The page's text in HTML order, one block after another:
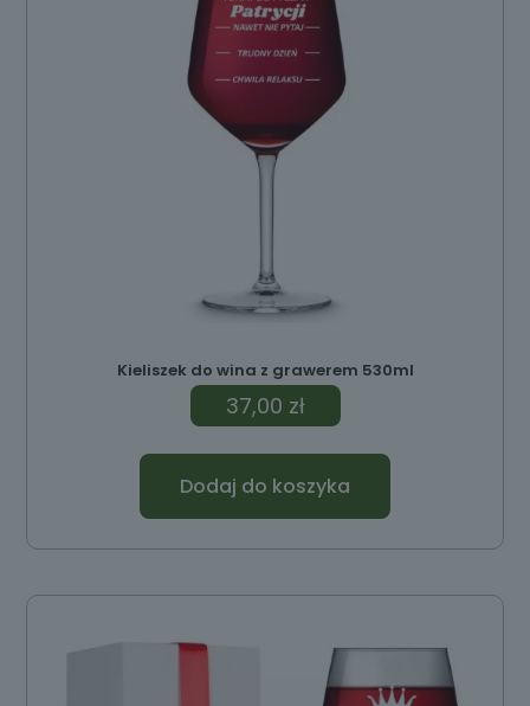
Kieliszek do wina z grawerem 530ml
37,00 zł
Dodaj do koszyka